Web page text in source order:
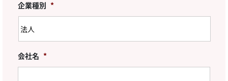
企業種別 *
会社名 *